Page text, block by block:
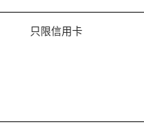
只限信用卡